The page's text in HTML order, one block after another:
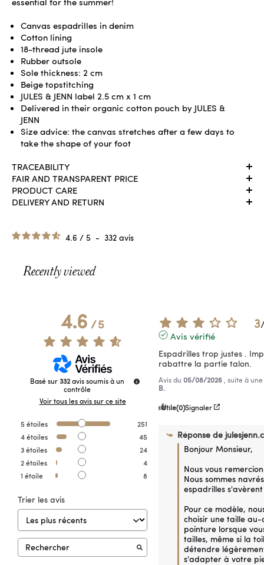
Canvas espadrilles in denim
Cotton lining
18-thread jute insole
Rubber outsole
Sole thickness: 2 cm
Beige topstitching
JULES & JENN label 2.5 cm x 1 cm
Delivered in their organic cotton pouch by JULES &
JENN
Size advice: the canvas stretches after a few days to
take the shape of your foot
TRACEABILITY
FAIR AND TRANSPARENT PRICE
PRODUCT CARE
DELIVERY AND RETURN
4.6 / 5 - 332 avis
Recently viewed
4.6/5
Basé sur332avis soumis à un
contrôle
Voir tous les avis sur ce site
5 étoiles
251
4étoiles
45
3étoiles
24
2étoiles
4
1 étoile 8
Trier les avis
3
Avis vérifié
Espadrilles trop justes .
rabattre la partie talon.
Avis du 05/08/2026 , suite à
B.
Utile(0)Signaler
Réponse de
Bonjour Monsieur,
Nous vous
Nous sommes
espadrilles
Pour ce modèle,
choisir une taille au-
pointure lorsque
tailles, même si la
détendre
s'adapter à votre